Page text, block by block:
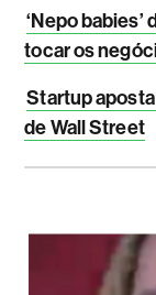
‘Nepo
tocar os
Startup
de Wall Street